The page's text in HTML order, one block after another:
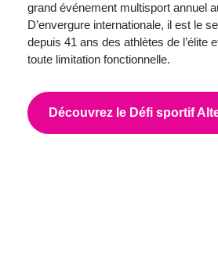
grand événement multisport annuel
D’envergure internationale, il est le
depuis 41 ans des athlètes de l’élite
toute limitation fonctionnelle.
Découvrez le Défi sportif